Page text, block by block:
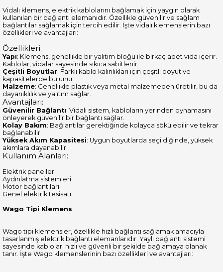
Vidalı klemens, elektrik kablolarını bağlamak için yaygın olarak
kullanılan bir bağlantı elemanıdır. Özellikle güvenilir ve sağlam
bağlantılar sağlamak için tercih edilir. İşte vidalı klemenslerin bazı
özellikleri ve avantajları:
Özellikleri:
Yapı: Klemens, genellikle bir yalıtım bloğu ile birkaç adet vida içerir.
Kablolar, vidalar sayesinde sıkıca sabitlenir.
Çeşitli Boyutlar: Farklı kablo kalınlıkları için çeşitli boyut ve
kapasitelerde bulunur.
Malzeme: Genellikle plastik veya metal malzemeden üretilir, bu da
dayanıklılık ve yalıtım sağlar.
Avantajları:
Güvenilir Bağlantı: Vidalı sistem, kabloların yerinden oynamasını
önleyerek güvenilir bir bağlantı sağlar.
Kolay Bakım: Bağlantılar gerektiğinde kolayca sökülebilir ve tekrar
bağlanabilir.
Yüksek Akım Kapasitesi: Uygun boyutlarda seçildiğinde, yüksek
akımlara dayanabilir.
Kullanım Alanları:
Elektrik panelleri
Aydınlatma sistemleri
Motor bağlantıları
Genel elektrik tesisatı
Wago Tipi Klemens
Wago tipi klemensler, özellikle hızlı bağlantı sağlamak amacıyla
tasarlanmış elektrik bağlantı elemanlarıdır. Yaylı bağlantı sistemi
sayesinde kabloları hızlı ve güvenli bir şekilde bağlamaya olanak
tanır. İşte Wago klemenslerinin bazı özellikleri ve avantajları: